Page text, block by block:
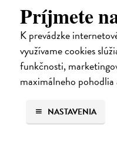
Príjmete
K prevádzke
využívame cookies
funkčnosti,
maximálneho pohodlia
NASTAVENIA
Šušaníková Ivana| Kniha
Vedeli ste, že si doma
recyklovaný papier aj dúhu?
jednoduchých pokusov s
Na sklade
14,20 €
14,95 € ?